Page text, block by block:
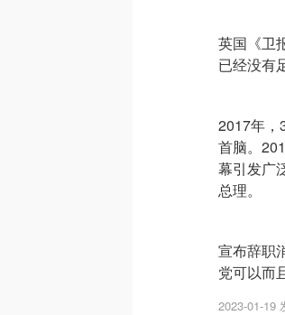
英国《卫
已经没有
2017年，
首脑。
幕引发广
总理。
宣布辞职
党可以而
2023-01-19